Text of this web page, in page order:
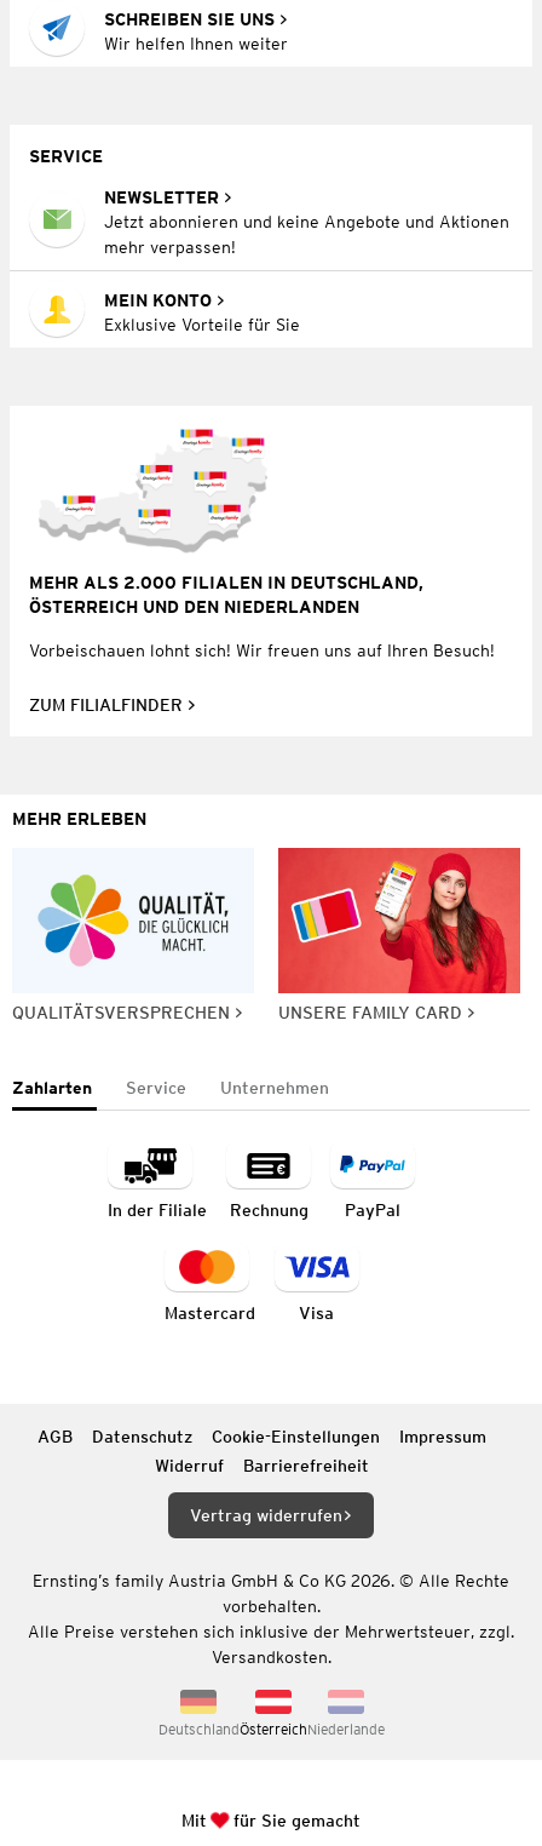
SCHREIBEN SIE UNS
Wir helfen Ihnen weiter
SERVICE
NEWSLETTER
Jetzt abonnieren und keine Angebote und Aktionen
mehr verpassen!
MEIN KONTO
Exklusive Vorteile für Sie
MEHR ALS 2.000 FILIALEN IN DEUTSCHLAND,
ÖSTERREICH UND DEN NIEDERLANDEN
Vorbeischauen lohnt sich! Wir freuen uns auf Ihren Besuch!
ZUM FILIALFINDER
MEHR ERLEBEN
QUALITÄTSVERSPRECHEN UNSERE FAMILY CARD
Zahlarten Service Unternehmen
In der Filiale Rechnung PayPal
Mastercard Visa
AGB Datenschutz Cookie-Einstellungen
Impressum
Widerruf
Barrierefreiheit
Vertrag widerrufen
Ernsting’s family Austria GmbH & Co KG 2026. © Alle Rechte
vorbehalten.
Alle Preise verstehen sich inklusive der Mehrwertsteuer, zzgl.
Versandkosten.
DeutschlandÖsterreichNiederlande
Mit für Sie gemacht